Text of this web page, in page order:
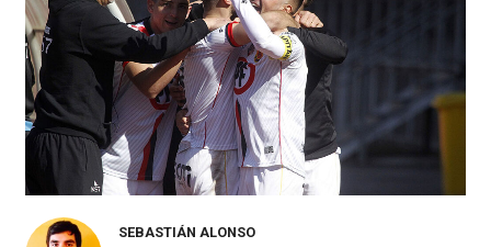
SEBASTIÁN ALONSO